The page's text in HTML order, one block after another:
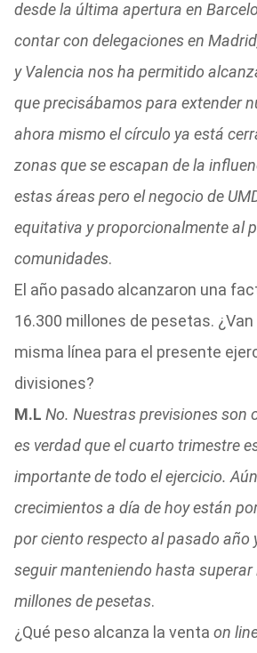
desde la última apertura en
contar con delegaciones en
y Valencia nos ha permitido
que precisábamos para extender
ahora mismo el círculo ya está
zonas que se escapan de la
estas áreas pero el negocio de
equitativa y proporcionalmente al
comunidades.
El año pasado alcanzaron una
16.300 millones de pesetas.
misma línea para el presente
divisiones?
M.L No. Nuestras previsiones son
es verdad que el cuarto trimestre
importante de todo el ejercicio.
crecimientos a día de hoy están
por ciento respecto al pasado año
seguir manteniendo hasta
millones de pesetas.
¿Qué peso alcanza la venta on